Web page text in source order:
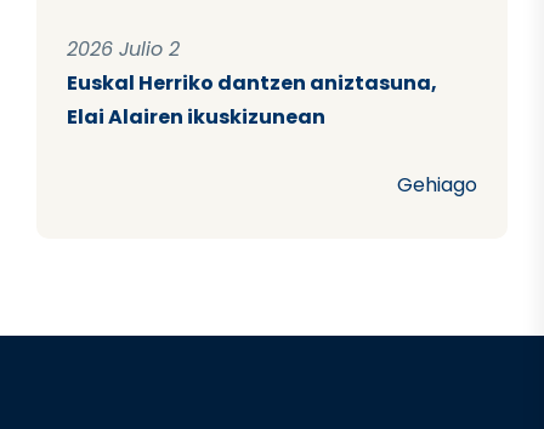
2026 Julio 2
Euskal Herriko dantzen aniztasuna,
Elai Alairen ikuskizunean
Gehiago